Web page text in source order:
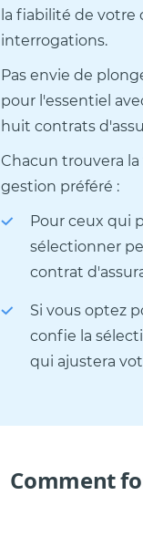
la fiabilité de votre
interrogations.
Pas envie de
pour l'essentiel
huit contrats
Chacun trouvera
gestion préféré :
Pour ceux qui
sélectionner
contrat
Si vous optez
confie la
qui ajustera
Comment